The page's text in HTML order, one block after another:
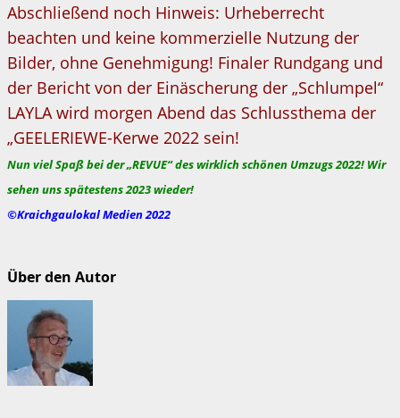
Abschließend noch Hinweis: Urheberrecht
beachten und keine kommerzielle Nutzung der
Bilder, ohne Genehmigung! Finaler Rundgang und
der Bericht von der Einäscherung der „Schlumpel“
LAYLA wird morgen Abend das Schlussthema der
„GEELERIEWE-Kerwe 2022 sein!
Nun viel Spaß bei der „REVUE“ des wirklich schönen Umzugs 2022! Wir
sehen uns spätestens 2023 wieder!
©Kraichgaulokal Medien 2022
Über den Autor